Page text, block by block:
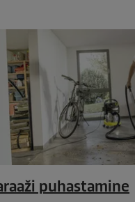
puhastamine